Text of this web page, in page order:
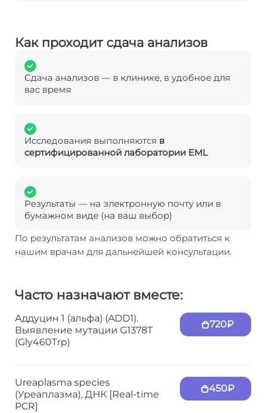
Как проходит сдача анализов
Сдача анализов — в клинике, в удобное для
вас время
Исследования выполняются в
сертифицированной лаборатории EML
Результаты — на электронную почту или в
бумажном виде (на ваш выбор)
По результатам анализов можно обратиться к
нашим врачам для дальнейшей консультации.
Часто назначают вместе:
Аддуцин 1 (альфа) (ADD1).
Выявление мутации G1378T
(Gly460Trp)
720₽
Ureaplasma species
(Уреаплазма), ДНК [Real-time
PCR]
450₽